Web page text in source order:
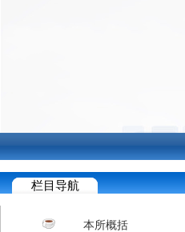
栏目导航
本所概括